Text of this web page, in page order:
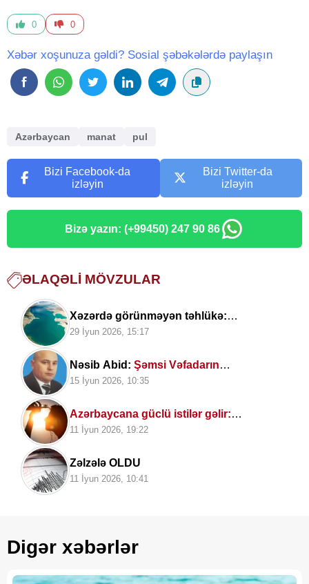
0 0
Xəbər xoşunuza gəldi? Sosial şəbəkələrdə paylaşın
Azərbaycan manat pul
Bizi Facebook-da
izləyin
Bizi Twitter-da
izləyin
Bizə yazın: (+99450) 247 90 86
ƏLAQƏLI MÖVZULAR
Xəzərdə görünməyən təhlükə:
Mütəxəssislərdən vacib xəbərdarlıq
29 İyun 2026, 15:17
Nəsib Abid: Şəmsi Vəfadarın
poeziyasında həyat fəlsəfəsi
15 İyun 2026, 10:35
Azərbaycana güclü istilər gəlir:
Temperatur 40 dərəcəyə çatacaq
11 İyun 2026, 19:22
Zəlzələ OLDU
11 İyun 2026, 10:41
Digər xəbərlər